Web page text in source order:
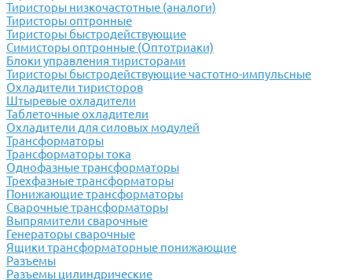
Тиристоры низкочастотные (аналоги)
Тиристоры оптронные
Тиристоры быстродействующие
Симисторы оптронные (Оптотриаки)
Блоки управления тиристорами
Тиристоры быстродействующие частотно-импульсные
Охладители тиристоров
Штыревые охладители
Таблеточные охладители
Охладители для силовых модулей
Трансформаторы
Трансформаторы тока
Однофазные трансформаторы
Трехфазные трансформаторы
Понижающие трансформаторы
Сварочные трансформаторы
Выпрямители сварочные
Генераторы сварочные
Ящики трансформаторные понижающие
Разъемы
Разъемы цилиндрические